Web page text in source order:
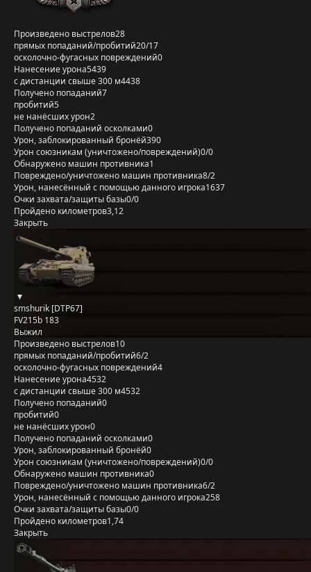
Произведено выстрелов28
прямых попаданий/пробитий20/17
осколочно-фугасных повреждений0
Нанесение урона5439
с дистанции свыше 300 м4438
Получено попаданий7
пробитий5
не нанёсших урон2
Получено попаданий осколками0
Урон, заблокированный бронёй390
Урон союзникам (уничтожено/повреждений)0/0
Обнаружено машин противника1
Повреждено/уничтожено машин противника8/2
Урон, нанесённый с помощью данного игрока1637
Очки захвата/защиты базы0/0
Пройдено километров3,12
Закрыть
smshurik [DTP67]
FV215b 183
Выжил
Произведено выстрелов10
прямых попаданий/пробитий6/2
осколочно-фугасных повреждений4
Нанесение урона4532
с дистанции свыше 300 м4532
Получено попаданий0
пробитий0
не нанёсших урон0
Получено попаданий осколками0
Урон, заблокированный бронёй0
Урон союзникам (уничтожено/повреждений)0/0
Обнаружено машин противника0
Повреждено/уничтожено машин противника6/2
Урон, нанесённый с помощью данного игрока258
Очки захвата/защиты базы0/0
Пройдено километров1,74
Закрыть